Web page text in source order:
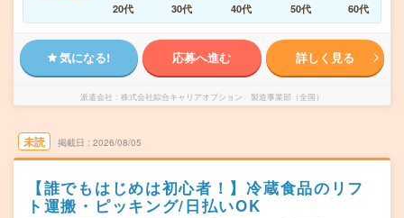
20代
30代 40代 50代 60代
気になる! 応募へ進む 詳しく見る
派遣会社 株式会社綜合キャリアオプション 製造事業部（全国）
未読 掲載日 2026/08/05
【誰でもはじめは初心者！】冷蔵食品のリフ
ト運搬・ピッキング/日払いOK